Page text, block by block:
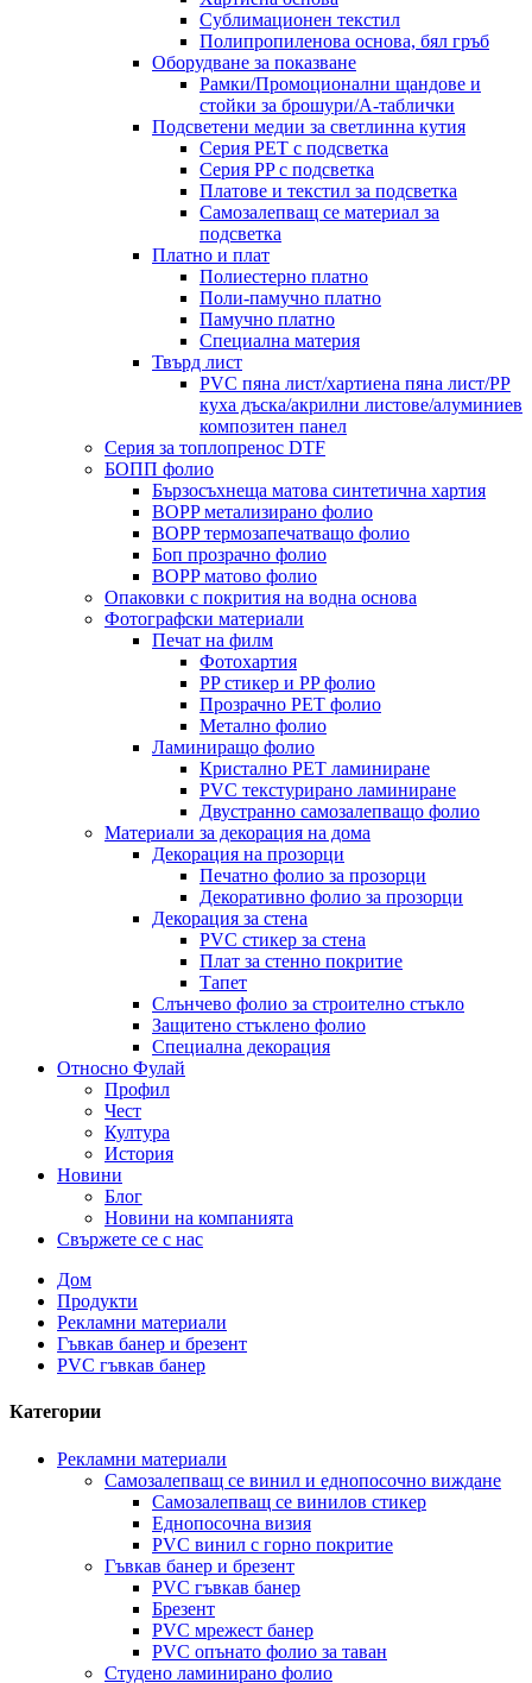
Сублимационен текстил
Полипропиленова основа, бял гръб
Оборудване за показване
Рамки/Промоционални щандове и
стойки за брошури/А-таблички
Подсветени медии за светлинна кутия
Серия PET с подсветка
Серия PP с подсветка
Платове и текстил за подсветка
Самозалепващ се материал за
подсветка
Платно и плат
Полиестерно платно
Поли-памучно платно
Памучно платно
Специална материя
Твърд лист
PVC пяна лист/хартиена пяна лист/PP
куха дъска/акрилни листове/алуминиев
композитен панел
Серия за топлопренос DTF
БОПП фолио
Бързосъхнеща матова синтетична хартия
BOPP метализирано фолио
BOPP термозапечатващо фолио
Боп прозрачно фолио
BOPP матово фолио
Опаковки с покрития на водна основа
Фотографски материали
Печат на филм
Фотохартия
PP стикер и PP фолио
Прозрачно PET фолио
Метално фолио
Ламиниращо фолио
Кристално PET ламиниране
PVC текстурирано ламиниране
Двустранно самозалепващо фолио
Материали за декорация на дома
Декорация на прозорци
Печатно фолио за прозорци
Декоративно фолио за прозорци
Декорация за стена
PVC стикер за стена
Плат за стенно покритие
Тапет
Слънчево фолио за строително стъкло
Защитено стъклено фолио
Специална декорация
Относно Фулай
Профил
Чест
Култура
История
Новини
Блог
Новини на компанията
Свържете се с нас
Дом
Продукти
Рекламни материали
Гъвкав банер и брезент
PVC гъвкав банер
Категории
Рекламни материали
Самозалепващ се винил и еднопосочно виждане
Самозалепващ се винилов стикер
Еднопосочна визия
PVC винил с горно покритие
Гъвкав банер и брезент
PVC гъвкав банер
Брезент
PVC мрежест банер
PVC опънато фолио за таван
Студено ламинирано фолио